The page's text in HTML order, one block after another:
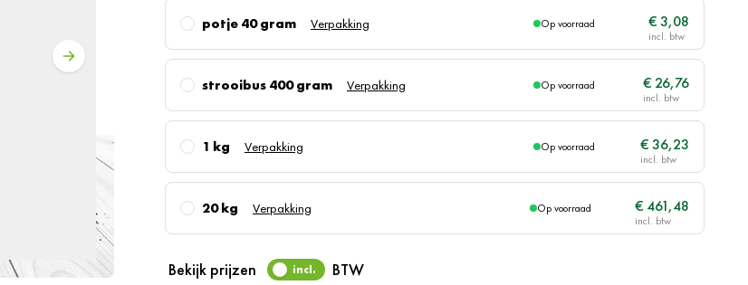
potje 40 gram Verpakking Op voorraad € 3,08
strooibus 400 gram Verpakking Op voorraad € 26,76
1 kg Verpakking Op voorraad € 36,23
20 kg Verpakking Op voorraad € 461,48
Bekijk prijzen incl. BTW